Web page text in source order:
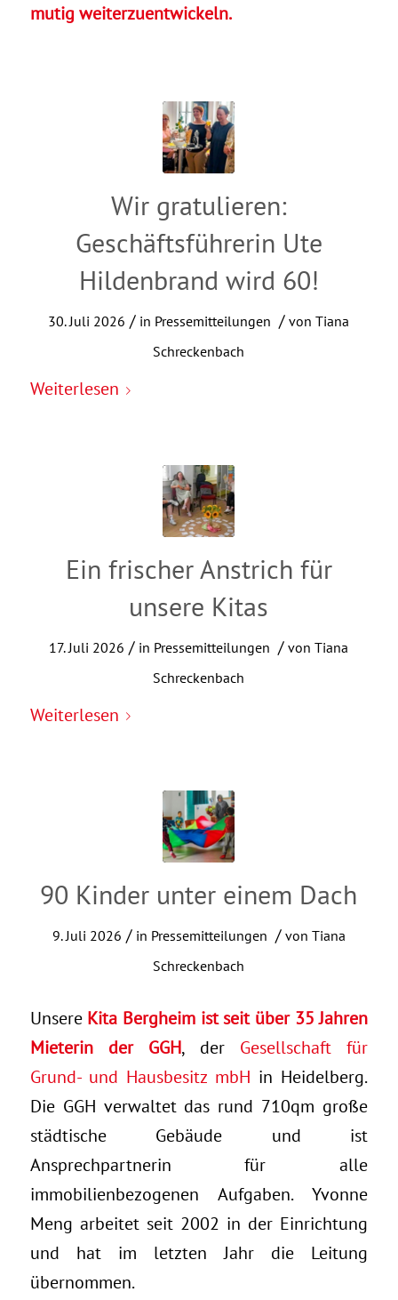
mutig weiterzuentwickeln.
Wir gratulieren:
Geschäftsführerin Ute
Hildenbrand wird 60!
30. Juli 2026 / in Pressemitteilungen / vonTiana
Schreckenbach
Weiterlesen
Ein frischer Anstrich für
unsere Kitas
17. Juli 2026 / in Pressemitteilungen / vonTiana
Schreckenbach
Weiterlesen
90 Kinder unter einem Dach
9. Juli 2026 / in Pressemitteilungen / von Tiana
Schreckenbach
Unsere Kita Bergheim ist seit über 35 Jahren
Mieterin der GGH, der Gesellschaft für
Grund- und Hausbesitz mbH in Heidelberg.
Die GGH verwaltet das rund 710qm große
städtische Gebäude und ist
Ansprechpartnerin für alle
immobilienbezogenen Aufgaben. Yvonne
Meng arbeitet seit 2002 in der Einrichtung
und hat im letzten Jahr die Leitung
übernommen.